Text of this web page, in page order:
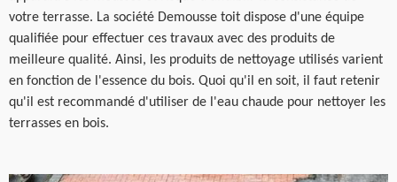
votre terrasse. La société Demousse toit dispose d'une équipe
qualifiée pour effectuer ces travaux avec des produits de
meilleure qualité. Ainsi, les produits de nettoyage utilisés varient
en fonction de l'essence du bois. Quoi qu'il en soit, il faut retenir
qu'il est recommandé d'utiliser de l'eau chaude pour nettoyer les
terrasses en bois.